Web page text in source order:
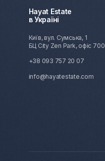
Hayat Estate
в Україні
Київ, вул. Сумська, 1
БЦ City Zen Park, офіс 700
+38 093 757 20 07
info@hayatestate.com